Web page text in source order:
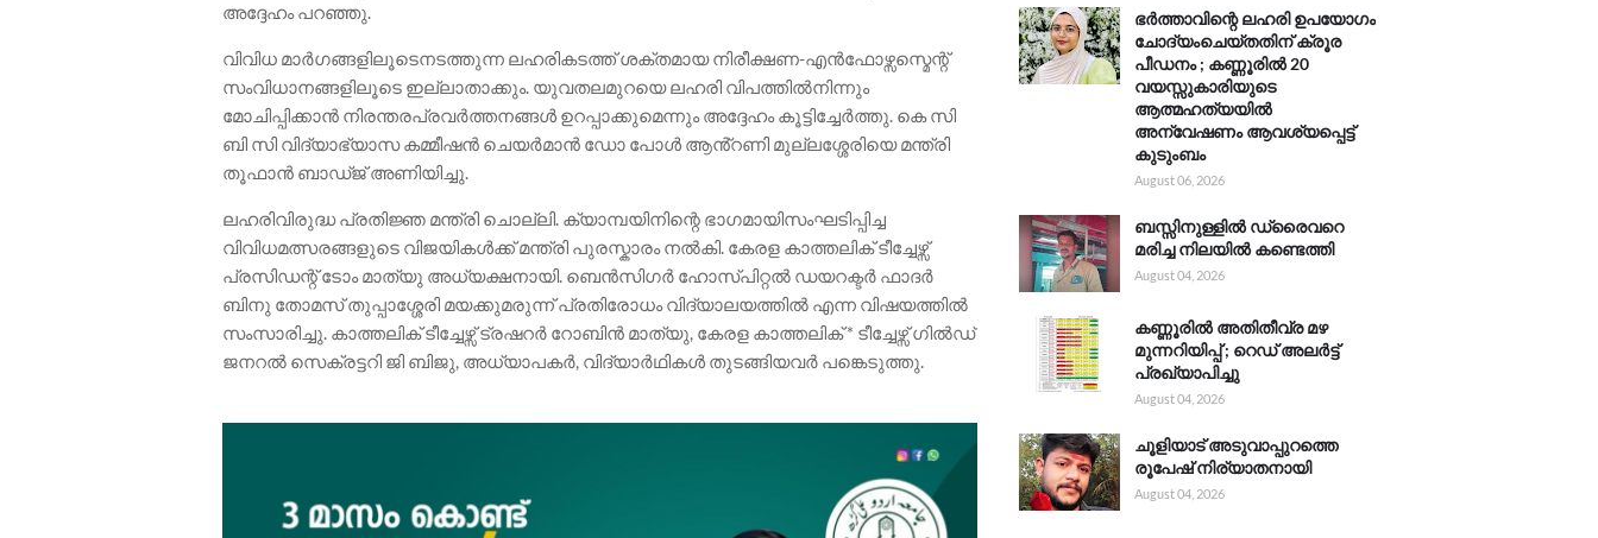
അദ്ദേഹം പറഞ്ഞു.
വിവിധ മാർഗങ്ങളിലൂടെനടത്തുന്ന ലഹരികടത്ത് ശക്തമായ നിരീക്ഷണ-എൻഫോഴ്സസ്മെന്റ്
സംവിധാനങ്ങളിലൂടെ ഇല്ലാതാക്കും. യുവതലമുറയെ ലഹരി വിപത്തിൽനിന്നും
മോചിപ്പിക്കാൻ നിരന്തരപ്രവർത്തനങ്ങൾ ഉറപ്പാക്കുമെന്നും അദ്ദേഹം കൂട്ടിച്ചേർത്തു. കെ സി
ബി സി വിദ്യാഭ്യാസ കമ്മീഷൻ ചെയർമാൻ ഡോ പോൾ ആൻ്റണി മുല്ലശ്ശേരിയെ മന്ത്രി
തൂഫാൻ ബാഡ്ജ് അണിയിച്ചു.
ലഹരിവിരുദ്ധ പ്രതിജ്ഞ മന്ത്രി ചൊല്ലി. ക്യാമ്പയിനിന്റെ ഭാഗമായിസംഘടിപ്പിച്ച
വിവിധമത്സരങ്ങളുടെ വിജയികൾക്ക് മന്ത്രി പുരസ്കാരം നൽകി. കേരള കാത്തലിക് ടീച്ചേഴ്സ്
പ്രസിഡന്റ് ടോം മാത്യു അധ്യക്ഷനായി. ബെൻസിഗർ ഹോസ്‌പിറ്റൽ ഡയറക്ടർ ഫാദർ
ബിനു തോമസ് തുപ്പാശ്ശേരി മയക്കുമരുന്ന് പ്രതിരോധം വിദ്യാലയത്തിൽ എന്ന വിഷയത്തിൽ
സംസാരിച്ചു. കാത്തലിക് ടീച്ചേഴ്സ് ട്രഷറർ റോബിൻ മാത്യു, കേരള കാത്തലിക് * ടീച്ചേഴ്സ‌് ഗിൽഡ്
ജനറൽ സെക്രട്ടറി ജി ബിജു, അധ്യാപകർ, വിദ്യാർഥികൾ തുടങ്ങിയവർ പങ്കെടുത്തു.
ഭർത്താവിന്റെ ലഹരി ഉപയോഗം
ചോദ്യംചെയ്തതിന് ക്രൂര
പീഡനം ; കണ്ണൂരിൽ 20
വയസ്സുകാരിയുടെ
ആത്മഹത്യയിൽ
അന്വേഷണം ആവശ്യപ്പെട്ട്
കുടുംബം
August 06, 2026
ബസ്സിനുള്ളിൽ ഡ്രൈവറെ
മരിച്ച നിലയിൽ കണ്ടെത്തി
August 04, 2026
കണ്ണൂരിൽ അതിതീവ്ര മഴ
മുന്നറിയിപ്പ് ; റെഡ് അലർട്ട്
പ്രഖ്യാപിച്ചു
August 04, 2026
ചൂളിയാട് അടുവാപ്പുറത്തെ
രൂപേഷ് നിര്യാതനായി
August 04, 2026